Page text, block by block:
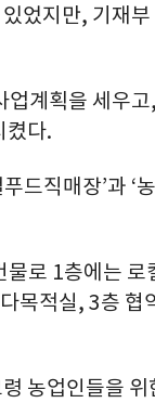
었지만, 기재
업계획을 세우
켰다.
드직매장’과 ‘
로 1층에는 로
목적실, 3층 협
농업인들을